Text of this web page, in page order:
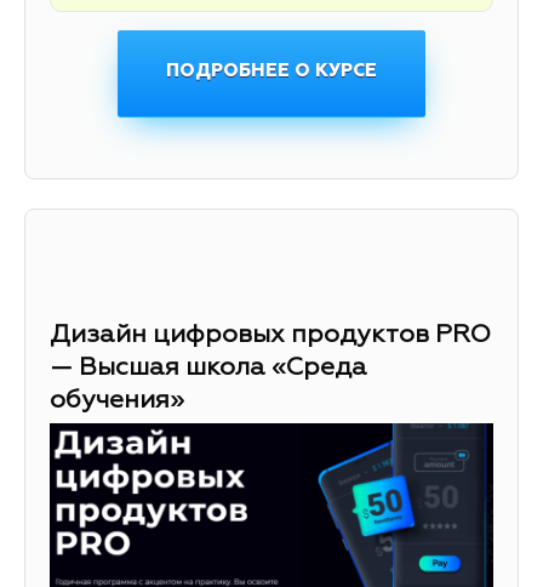
ПОДРОБНЕЕ О КУРСЕ
Дизайн цифровых продуктов PRO
— Высшая школа «Среда
обучения»